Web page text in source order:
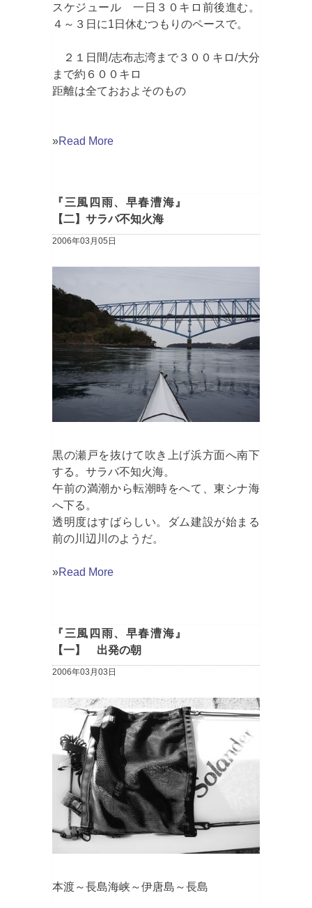
スケジュール 一日３０キロ前後進む。
４～３日に1日休むつもりのペースで。
２１日間/志布志湾まで３００キロ/大分
まで約６００キロ
距離は全ておおよそのもの
»Read More
『三風四雨、早春漕海』
【二】サラバ不知火海
2006年03月05日
黒の瀬戸を抜けて吹き上げ浜方面へ南下
する。サラバ不知火海。
午前の満潮から転潮時をへて、東シナ海
へ下る。
透明度はすばらしい。ダム建設が始まる
前の川辺川のようだ。
»Read More
『三風四雨、早春漕海』
【一】 出発の朝
2006年03月03日
本渡～長島海峡～伊唐島～長島